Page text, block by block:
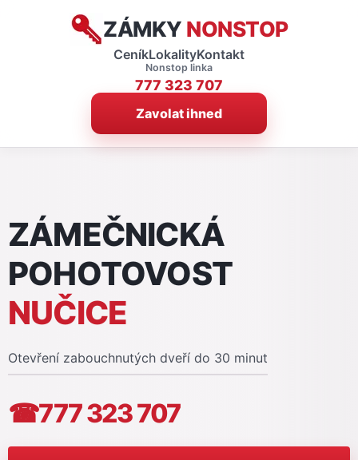
ZÁMKY NONSTOP
CeníkLokalityKontakt
Nonstop linka
777 323 707
Zavolat ihned
ZÁMEČNICKÁ
POHOTOVOST
NUČICE
Otevření zabouchnutých dveří do 30 minut
☎777 323 707